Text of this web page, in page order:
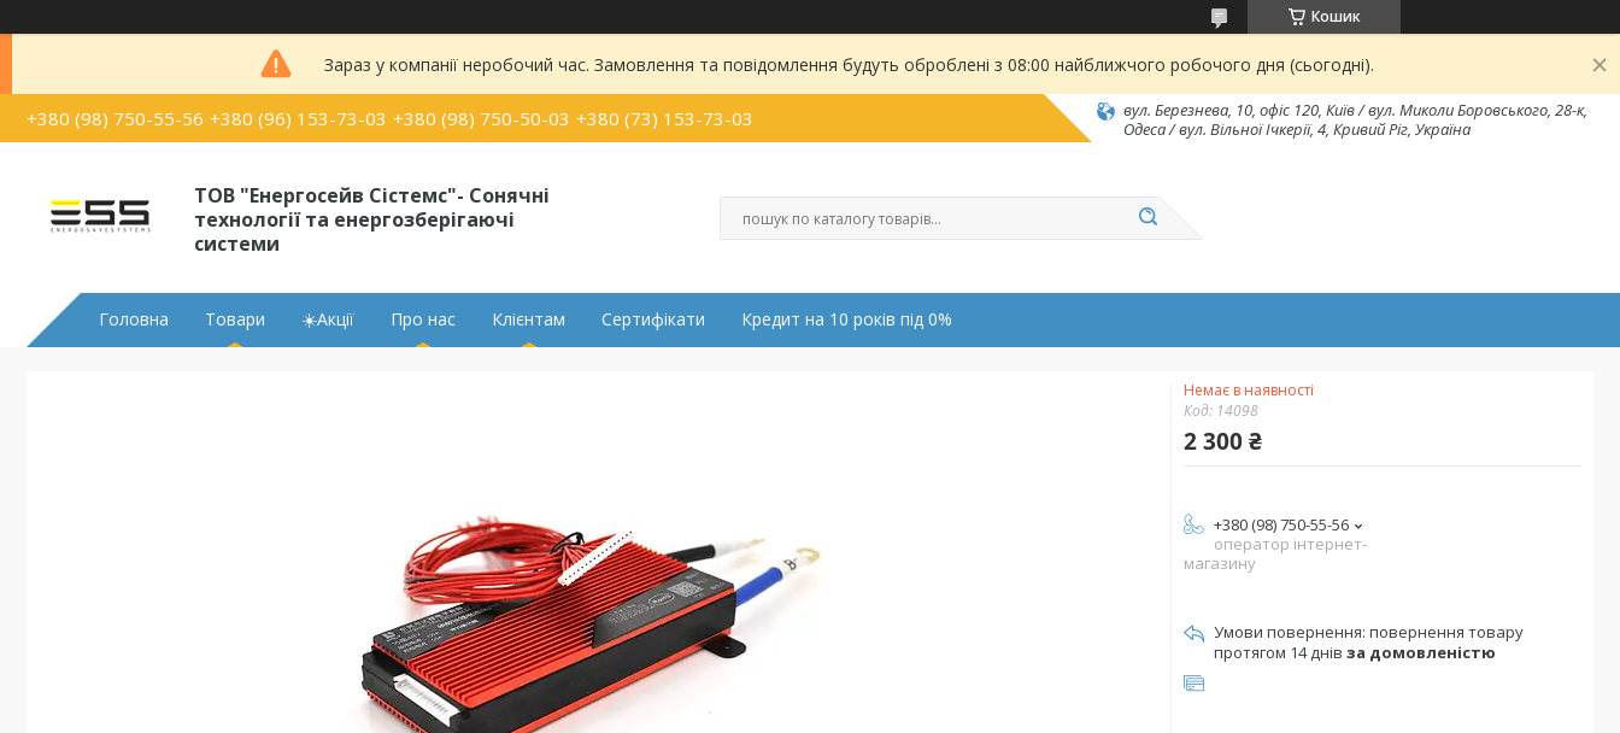
Кошик
Зараз у компанії неробочий час. Замовлення та повідомлення будуть оброблені з 08:00 найближчого робочого дня (сьогодні).
+380 (98) 750-55-56 +380 (96) 153-73-03 +380 (98) 750-50-03 +380 (73) 153-73-03
вул. Березнева, 10, офіс 120, Київ / вул. Миколи Боровського, 28-к,
Одеса / вул. Вільної Ічкерії, 4, Кривий Ріг, Україна
ТОВ "Енергосейв Сістемс"- Сонячні
технології та енергозберігаючі
системи
Головна Товари ☀️Акції Про нас Клієнтам Сертифікати Кредит на 10 років під 0%
Немає в наявності
Код: 14098
2 300 ₴
+380 (98) 750-55-56
оператор інтернет-
магазину
повернення товару
протягом 14 днів за домовленістю